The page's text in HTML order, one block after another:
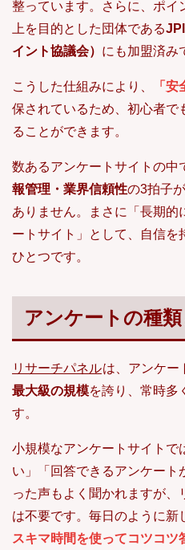
整っています。さらに、ポイ
上を目的とした団体である
イント協議会） にも加盟済み
こうした仕組みにより、 「
保されているため、初心者で
ることができます。
数あるアンケートサイトの中
報管理・業界信頼性の3拍子
ありません。まさに「長期的
ートサイト」として、自信
ひとつです。
アンケートの種
リサーチパネルは、アンケー
最大級の規模を誇り、常時多
す。
小規模なアンケートサイトで
い」「回答できるアンケート
った声もよく聞かれますが
は不要です。毎日のように新
スキマ時間を使ってコツコツ